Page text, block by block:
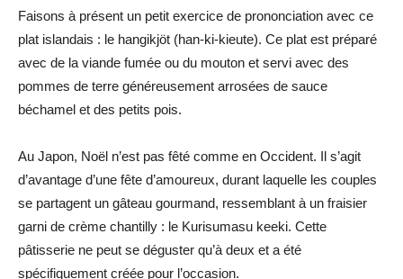
Faisons à présent un petit exercice de prononciation avec ce
plat islandais : le hangikjöt (han-ki-kieute). Ce plat est préparé
avec de la viande fumée ou du mouton et servi avec des
pommes de terre généreusement arrosées de sauce
béchamel et des petits pois.
Au Japon, Noël n’est pas fêté comme en Occident. Il s’agit
d’avantage d’une fête d’amoureux, durant laquelle les couples
se partagent un gâteau gourmand, ressemblant à un fraisier
garni de crème chantilly : le Kurisumasu keeki. Cette
pâtisserie ne peut se déguster qu’à deux et a été
spécifiquement créée pour l’occasion.